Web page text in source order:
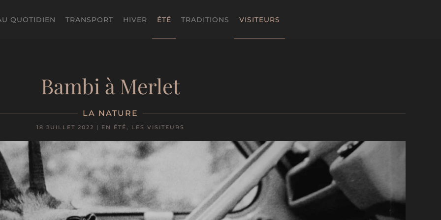
QUOTIDIEN TRANSPORT HIVER ÉTÉ TRADITIONS VISITEURS
Bambi à Merlet
LA NATURE
18 JUILLET 2022 | EN ÉTÉ, LES VISITEURS